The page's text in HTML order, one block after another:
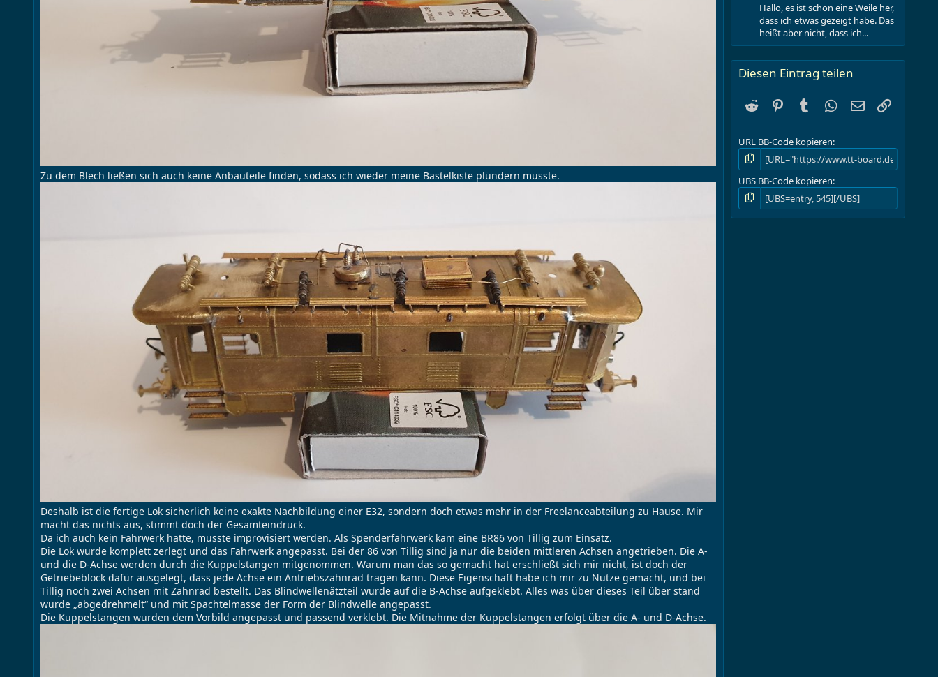
Zu dem Blech ließen sich auch keine Anbauteile finden, sodass ich wieder meine Bastelkiste plündern musste.
Deshalb ist die fertige Lok sicherlich keine exakte Nachbildung einer E32, sondern doch etwas mehr in der Freelanceabteilung zu Hause. Mir
macht das nichts aus, stimmt doch der Gesamteindruck.
Da ich auch kein Fahrwerk hatte, musste improvisiert werden. Als Spenderfahrwerk kam eine BR86 von Tillig zum Einsatz.
Die Lok wurde komplett zerlegt und das Fahrwerk angepasst. Bei der 86 von Tillig sind ja nur die beiden mittleren Achsen angetrieben. Die A-
und die D-Achse werden durch die Kuppelstangen mitgenommen. Warum man das so gemacht hat erschließt sich mir nicht, ist doch der
Getriebeblock dafür ausgelegt, dass jede Achse ein Antriebszahnrad tragen kann. Diese Eigenschaft habe ich mir zu Nutze gemacht, und bei
Tillig noch zwei Achsen mit Zahnrad bestellt. Das Blindwellenätzteil wurde auf die B-Achse aufgeklebt. Alles was über dieses Teil über stand
wurde „abgedrehmelt“ und mit Spachtelmasse der Form der Blindwelle angepasst.
Die Kuppelstangen wurden dem Vorbild angepasst und passend verklebt. Die Mitnahme der Kuppelstangen erfolgt über die A- und D-Achse.
Hallo, es ist schon eine Weile her,
dass ich etwas gezeigt habe. Das
heißt aber nicht, dass ich...
Diesen Eintrag teilen
Reddit PinterestTumblr WhatsApp
E-Mail
URL BB-Code kopieren
UBS BB-Code kopieren